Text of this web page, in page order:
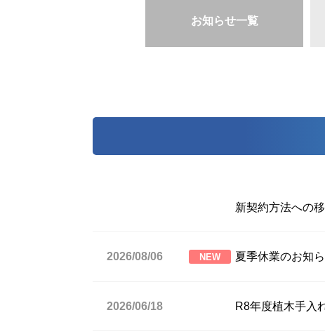
お知らせ一覧
新契約方法への
2026/08/06 NEW 夏季休業のお知
2026/06/18 R8年度植木手入